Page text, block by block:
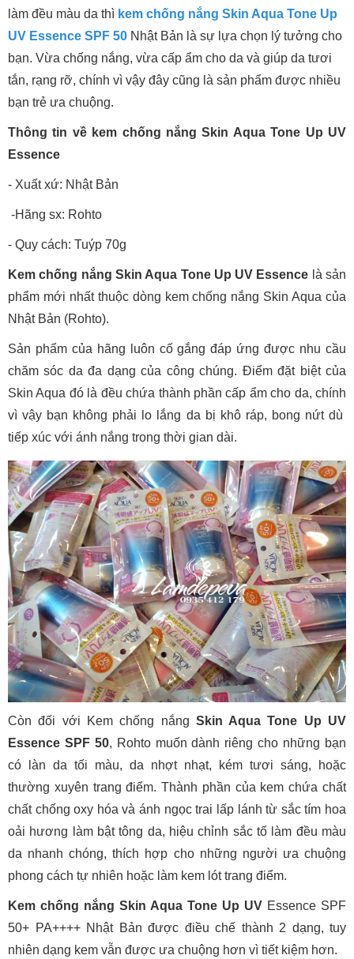
làm đều màu da thì kem chống nắng Skin Aqua Tone Up
UV Essence SPF 50 Nhật Bản là sự lựa chọn lý tưởng cho
bạn. Vừa chống nắng, vừa cấp ẩm cho da và giúp da tươi
tắn, rạng rỡ, chính vì vậy đây cũng là sản phẩm được nhiều
bạn trẻ ưa chuộng.
Thông tin về kem chống nắng Skin Aqua Tone Up UV
Essence
- Xuất xứ: Nhật Bản
-Hãng sx: Rohto
- Quy cách: Tuýp 70g
Kem chống nắng Skin Aqua Tone Up UV Essence là sản
phẩm mới nhất thuộc dòng kem chống nắng Skin Aqua của
Nhật Bản (Rohto).
Sản phẩm của hãng luôn cố gắng đáp ứng được nhu cầu
chăm sóc da đa dạng của công chúng. Điểm đặt biệt của
Skin Aqua đó là đều chứa thành phần cấp ẩm cho da, chính
vì vậy bạn không phải lo lắng da bị khô ráp, bong nứt dù
tiếp xúc với ánh nắng trong thời gian dài.
Còn đối với Kem chống nắng Skin Aqua Tone Up UV
Essence SPF 50, Rohto muốn dành riêng cho những bạn
có làn da tối màu, da nhợt nhạt, kém tươi sáng, hoặc
thường xuyên trang điểm. Thành phần của kem chứa chất
chất chống oxy hóa và ánh ngọc trai lấp lánh từ sắc tím hoa
oải hương làm bật tông da, hiệu chỉnh sắc tố làm đều màu
da nhanh chóng, thích hợp cho những người ưa chuộng
phong cách tự nhiên hoặc làm kem lót trang điểm.
Kem chống nắng Skin Aqua Tone Up UV Essence SPF
50+ PA++++ Nhật Bản được điều chế thành 2 dạng, tuy
nhiên dạng kem vẫn được ưa chuộng hơn vì tiết kiệm hơn.